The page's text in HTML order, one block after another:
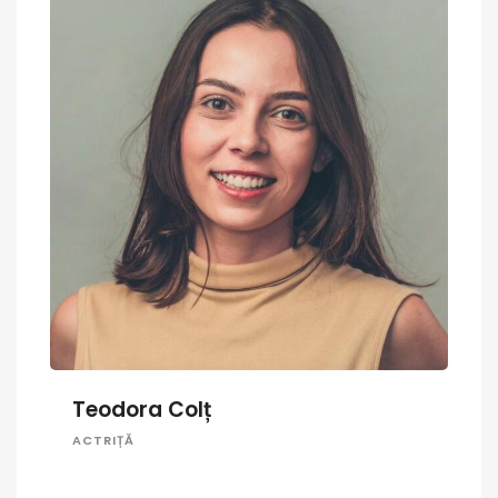
Teodora Colț
ACTRIȚĂ